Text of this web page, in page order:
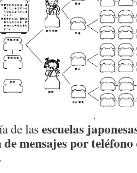
.
de las escuelas
mensajes por teléfono